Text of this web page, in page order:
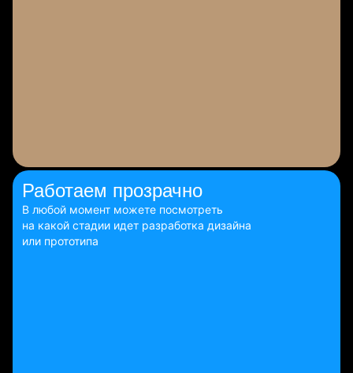
Работаем прозрачно
В любой момент можете посмотреть
на какой стадии идет разработка дизайна
или прототипа